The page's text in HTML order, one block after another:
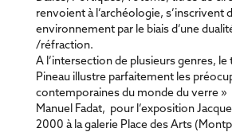
renvoient à l’archéologie, s’inscrivent
environnement par le biais d’une
/réfraction.
A l’intersection de plusieurs genres, le
Pineau illustre parfaitement les
contemporaines du monde du verre »
Manuel Fadat, pour l’exposition
2000 à la galerie Place des Arts